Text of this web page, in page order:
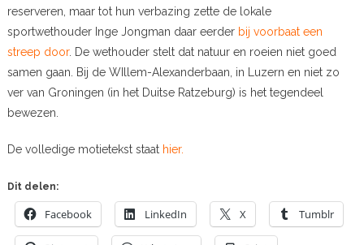
reserveren, maar tot hun verbazing zette de lokale
sportwethouder Inge Jongman daar eerder bij voorbaat een
streep door. De wethouder stelt dat natuur en roeien niet goed
samen gaan. Bij de WIllem-Alexanderbaan, in Luzern en niet zo
ver van Groningen (in het Duitse Ratzeburg) is het tegendeel
bewezen.
De volledige motietekst staat hier.
Dit delen:
Facebook LinkedIn X Tumblr